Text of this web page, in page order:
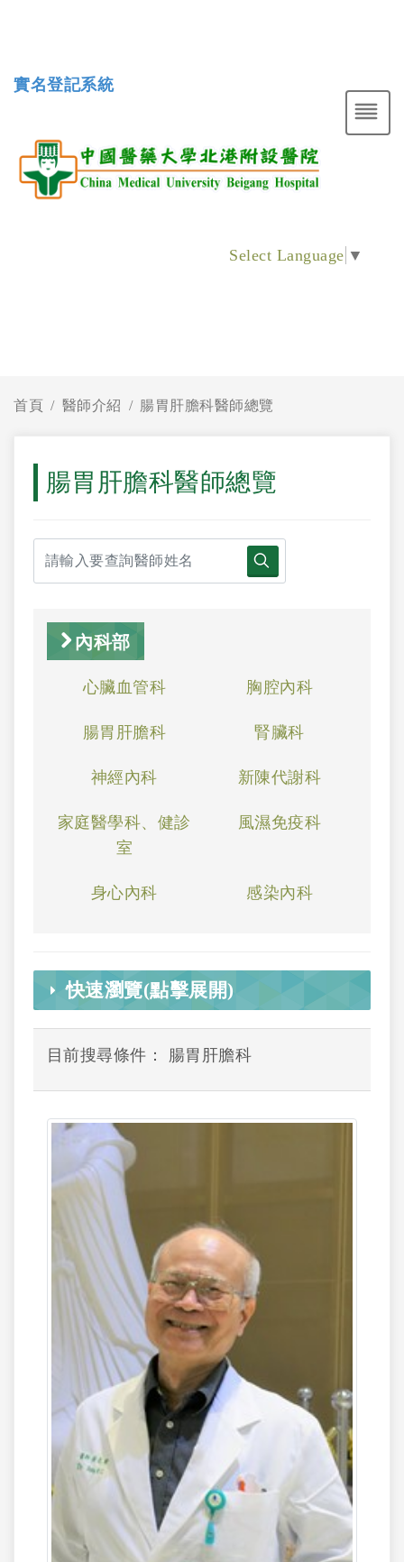
實名登記系統
Select Language ▼
首頁 醫師介紹 腸胃肝膽科醫師總覽
腸胃肝膽科醫師總覽
內科部
心臟血管科 胸腔內科
腸胃肝膽科 腎臟科
神經內科 新陳代謝科
家庭醫學科、健診
室
風濕免疫科
身心內科 感染內科
快速瀏覽(點擊展開)
目前搜尋條件： 腸胃肝膽科